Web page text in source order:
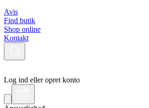
Avis
Find butik
Shop online
Kontakt
Log ind eller opret konto